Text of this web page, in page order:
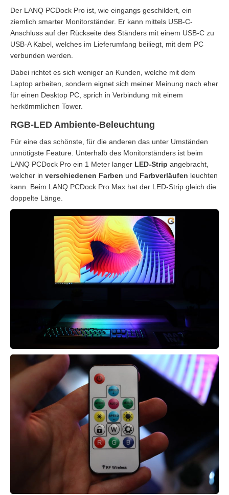
Der LANQ PCDock Pro ist, wie eingangs geschildert, ein
ziemlich smarter Monitorständer. Er kann mittels USB-C-
Anschluss auf der Rückseite des Ständers mit einem USB-C zu
USB-A Kabel, welches im Lieferumfang beiliegt, mit dem PC
verbunden werden.
Dabei richtet es sich weniger an Kunden, welche mit dem
Laptop arbeiten, sondern eignet sich meiner Meinung nach eher
für einen Desktop PC, sprich in Verbindung mit einem
herkömmlichen Tower.
RGB-LED Ambiente-Beleuchtung
Für eine das schönste, für die anderen das unter Umständen
unnötigste Feature. Unterhalb des Monitorständers ist beim
LANQ PCDock Pro ein 1 Meter langer LED-Strip angebracht,
welcher in verschiedenen Farben und Farbverläufen leuchten
kann. Beim LANQ PCDock Pro Max hat der LED-Strip gleich die
doppelte Länge.